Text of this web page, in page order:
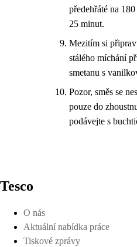
předehřáté na
25 minut.
Mezitím si
stálého míchání
smetanu s
Pozor, směs se
pouze do
podávejte s
Tesco
O nás
Aktuální nabídka práce
Tiskové zprávy